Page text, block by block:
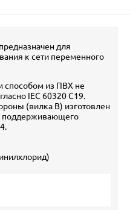
для
к сети переменного
способом из ПВХ не
IEC 60320 C19.
(вилка В) изготовлен
поддерживающего